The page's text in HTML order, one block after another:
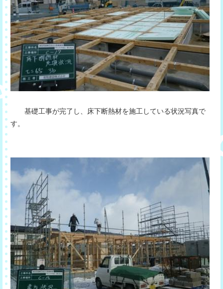
基礎工事が完了し、床下断熱材を施工している状況写真で
す。